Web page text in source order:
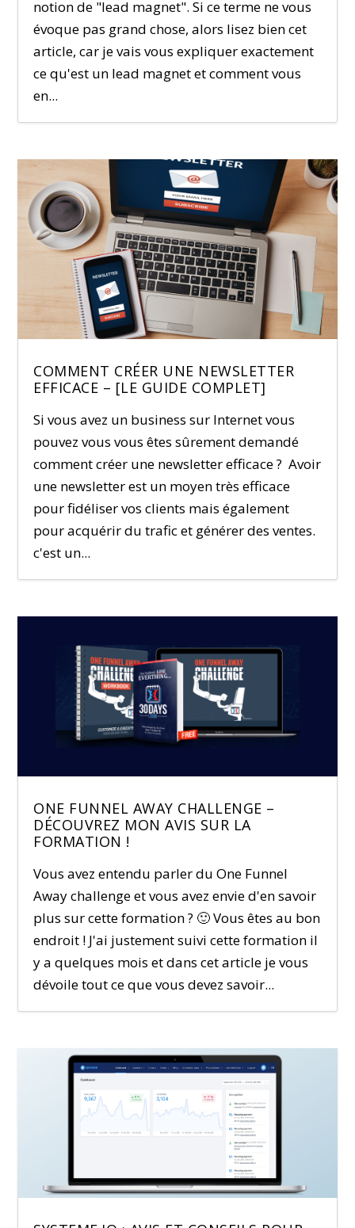
notion de "lead magnet". Si ce terme ne vous
évoque pas grand chose, alors lisez bien cet
article, car je vais vous expliquer exactement
ce qu'est un lead magnet et comment vous
en...
COMMENT CRÉER UNE NEWSLETTER
EFFICACE – [LE GUIDE COMPLET]
Si vous avez un business sur Internet vous
pouvez vous vous êtes sûrement demandé
comment créer une newsletter efficace ? Avoir
une newsletter est un moyen très efficace
pour fidéliser vos clients mais également
pour acquérir du trafic et générer des ventes.
c'est un...
ONE FUNNEL AWAY CHALLENGE –
DÉCOUVREZ MON AVIS SUR LA
FORMATION !
Vous avez entendu parler du One Funnel
Away challenge et vous avez envie d'en savoir
plus sur cette formation ? 🙂 Vous êtes au bon
endroit ! J'ai justement suivi cette formation il
y a quelques mois et dans cet article je vous
dévoile tout ce que vous devez savoir...